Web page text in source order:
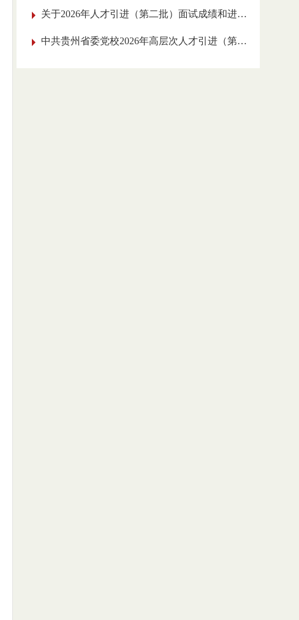
关于2026年人才引进（第二批）面试成绩和进入实践工作考核环节人员的公告
中共贵州省委党校2026年高层次人才引进（第二批）面试公告